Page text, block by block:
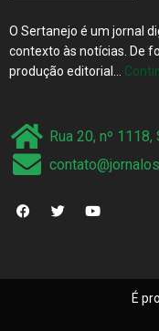
O Sertanejo é um jornal
contexto às notícias. De
produção editorial…
Rua 20, nº
É